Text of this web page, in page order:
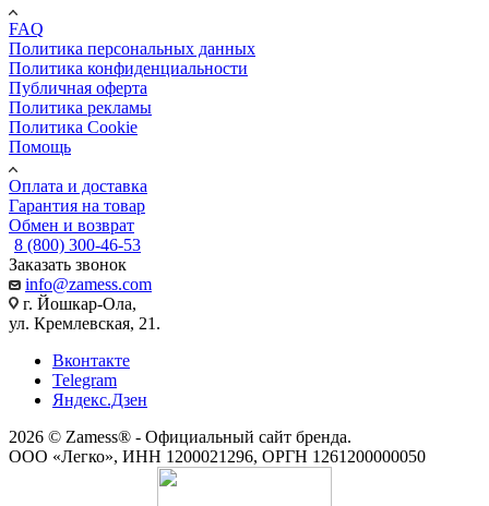
FAQ
Политика персональных данных
Политика конфиденциальности
Публичная оферта
Политика рекламы
Политика Cookie
Помощь
Оплата и доставка
Гарантия на товар
Обмен и возврат
8 (800) 300-46-53
Заказать звонок
info@zamess.com
г. Йошкар-Ола,
ул. Кремлевская, 21.
Вконтакте
Telegram
Яндекс.Дзен
2026 © Zamess® - Официальный сайт бренда.
ООО «Легко», ИНН 1200021296, ОРГН 1261200000050